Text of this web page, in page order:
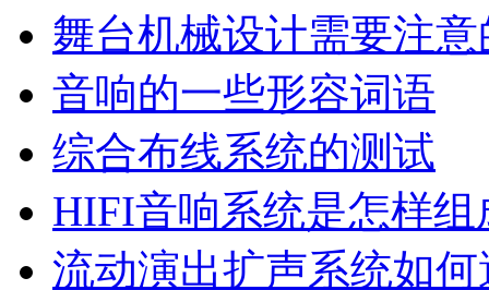
舞台机械设计需要注
音响的一些形容词语
综合布线系统的测试
HIFI音响系统是怎样组
流动演出扩声系统如